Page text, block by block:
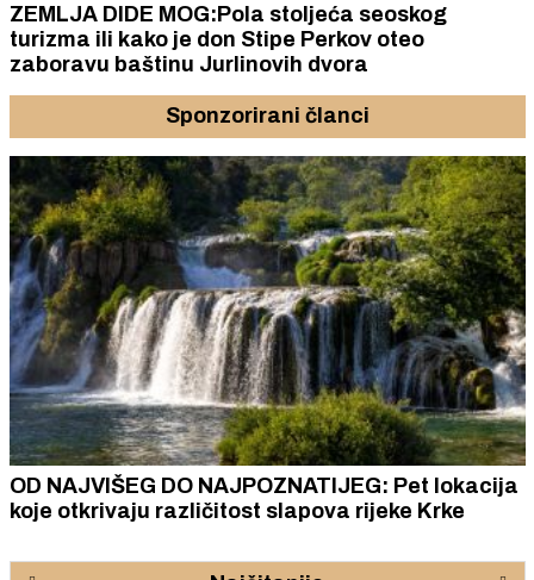
ZEMLJA DIDE MOG:Pola stoljeća seoskog
turizma ili kako je don Stipe Perkov oteo
zaboravu baštinu Jurlinovih dvora
Sponzorirani članci
OD NAJVIŠEG DO NAJPOZNATIJEG: Pet lokacija
koje otkrivaju različitost slapova rijeke Krke